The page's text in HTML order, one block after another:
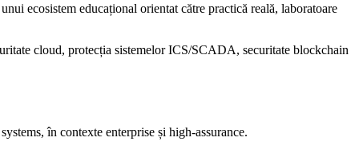
ecosistem educațional orientat către practică reală, laboratoare
cloud, protecția sistemelor ICS/SCADA, securitate blockchain
în contexte enterprise și high-assurance.